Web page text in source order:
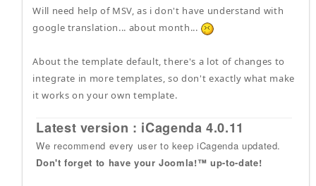
Will need help of MSV, as i don't have understand with
google translation... about month...
About the template default, there's a lot of changes to
integrate in more templates, so don't exactly what make
it works on your own template.
Latest version : iCagenda 4.0.11
We recommend every user to keep iCagenda updated.
Don't forget to have your Joomla!™ up-to-date!